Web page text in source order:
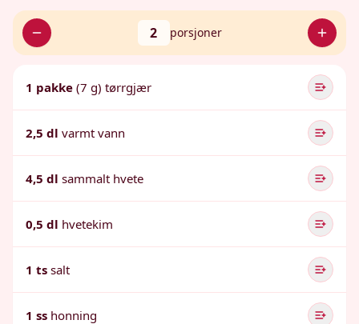
2 porsjoner
1 pakke (7 g) tørrgjær
2,5 dl varmt vann
4,5 dl sammalt hvete
0,5 dl hvetekim
1 ts salt
1 ss honning